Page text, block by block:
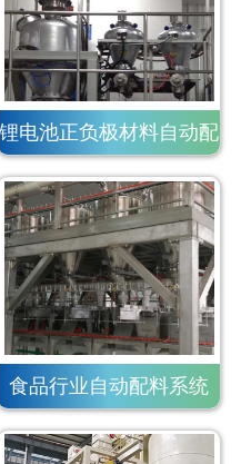
锂电池正负极材料自动配
料系统
食品行业自动配料系统